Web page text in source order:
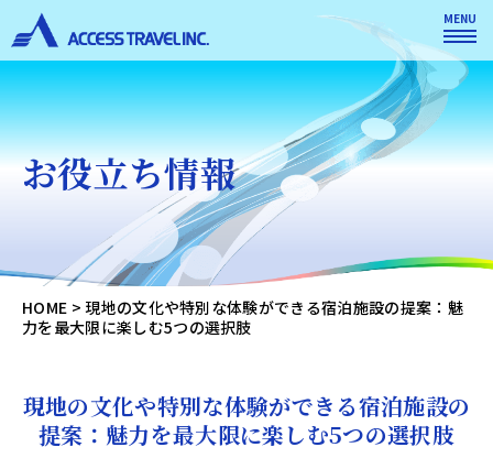
MENU
お役立ち情報
HOME >現地の文化や特別な体験ができる宿泊施設の提案：魅
力を最大限に楽しむ5つの選択肢
現地の文化や特別な体験ができる宿泊施設の
提案：魅力を最大限に楽しむ5つの選択肢